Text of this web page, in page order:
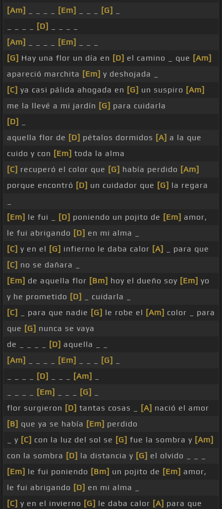
[Am]
[Em] [G]
[D]
[Am]
[Em]
[G] Hay una flor un día en [D] el camino _ que [Am]
apareció marchita [Em] y deshojada _
[C] ya casi pálida ahogada en [G] un suspiro [Am]
me la llevé a mi jardín [G] para cuidarla
[D]
aquella flor de [D] pétalos dormidos [A] a la que
cuido y con [Em] toda la alma
[C] recuperó el color que [G] había perdido [Am]
porque encontró [D] un cuidador que [G] la regara
[Em] le fui _ [D] poniendo un pojito de [Em] amor,
le fui abrigando [D] en mi alma _
[C] y en el [G] infierno le daba calor [A]
_ para que
[C] no se dañara _
[Em] de aquella flor [Bm] hoy el dueño soy [Em] yo
y he prometido [D]
_ cuidarla _
[C]
_ para que nadie [G] le robe el [Am] color _ para
que [G] nunca se vaya
de _ _ _ _
[D] aquella _ _
[Am]
[Em] [G]
[D] [Am]
[Em] [G]
flor surgieron [D] tantas cosas _ [A] nació el amor
[B] que ya se había [Em] perdido
_ y [C] con la luz del sol se [G] fue la sombra y [Am]
con la sombra [D] la distancia y [G] el olvido _ _ _
[Em] le fui poniendo [Bm] un pojito de [Em] amor,
le fui abrigando [D] en mi alma _
[C] y en el invierno [G] le daba calor [A] para que